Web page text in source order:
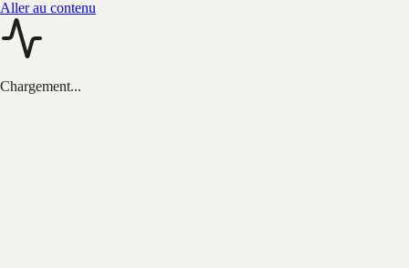
Aller au contenu
Chargement...